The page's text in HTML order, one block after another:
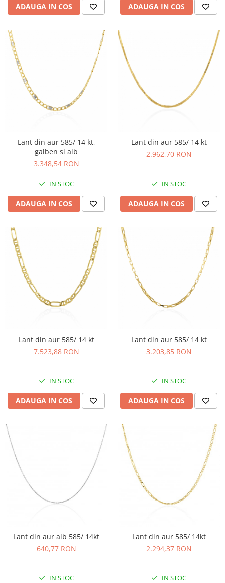
ADAUGA IN COS ADAUGA IN COS
Lant din aur 585/ 14 kt,
galben si alb
3.348,54 RON
IN STOC
ADAUGA IN COS
Lant din aur 585/ 14 kt
2.962,70 RON
IN STOC
ADAUGA IN COS
Lant din aur 585/ 14 kt
7.523,88 RON
IN STOC
ADAUGA IN COS
Lant din aur 585/ 14 kt
3.203,85 RON
IN STOC
ADAUGA IN COS
Lant din aur alb 585/ 14kt
640,77 RON
IN STOC
Lant din aur 585/ 14kt
2.294,37 RON
IN STOC